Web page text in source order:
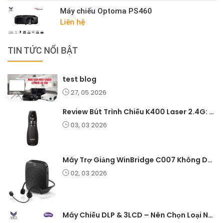
Máy chiếu Optoma PS460
Liên hệ
TIN TỨC NỔI BẬT
test blog
27, 05 2026
Review Bút Trình Chiếu K400 Laser 2.4G: Nhỏ Gọn, Ổn Định, Lý Tưởng Cho Giáo Viên Và Doanh Nghiệp
03, 03 2026
Máy Trợ Giảng WinBridge C007 Không Dây – Pin Lâu, Âm Thanh Rõ
02, 03 2026
Máy Chiếu DLP & 3LCD – Nên Chọn Loại Nào Cho Văn Phòng & Giải Trí?